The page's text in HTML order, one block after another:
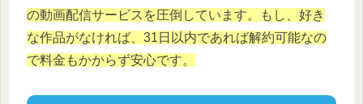
の動画配信サービスを圧倒しています。もし、好き
な作品がなければ、31日以内であれば解約可能なの
で料金もかからず安心です。